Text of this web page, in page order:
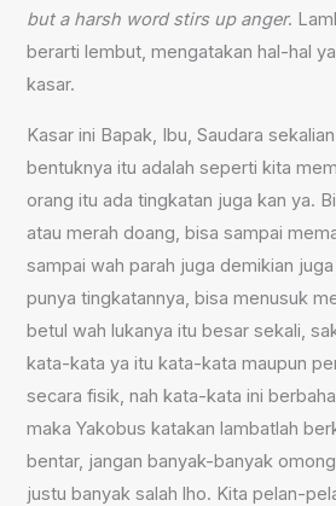
but a harsh word stirs up anger.
berarti lembut, mengatakan hal-hal
kasar.
Kasar ini Bapak, Ibu, Saudara
bentuknya itu adalah seperti kita
orang itu ada tingkatan juga kan ya.
atau merah doang, bisa sampai
sampai wah parah juga demikian
punya tingkatannya, bisa menusuk
betul wah lukanya itu besar sekali,
kata-kata ya itu kata-kata maupun
secara fisik, nah kata-kata ini
maka Yakobus katakan lambatlah
bentar, jangan banyak-banyak
justu banyak salah lho. Kita pelan-